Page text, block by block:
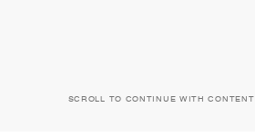
SCROLL TO CONTINUE WITH CONTENT